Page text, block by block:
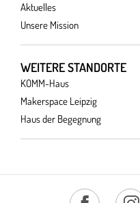
Aktuelles
Unsere Mission
WEITERE STANDORTE
KOMM-Haus
Makerspace Leipzig
Haus der Begegnung